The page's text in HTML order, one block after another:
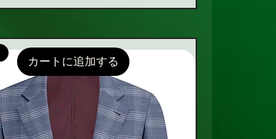
カートに追加する